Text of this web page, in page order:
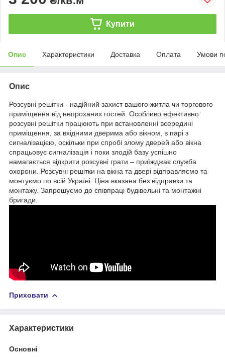
Купити
Опис Характеристики Доставка Оплата Умови
Опис
Розсувні решітки - надійний захист вашого житла чи торгового
приміщення від непроханих гостей. Особливо ефективно
розсувні решітки працюють при встановленні всередині
приміщення, за вхідними дверима або вікном, в парі з
сигналізацією, оскільки при спробі злому дверей або вікна
спрацьовує сигналізація і поки злодій базу успішно
намагається відкрити розсувні грати – приїжджає служба
охорони. Розсувні решітки на вікна та двері відправляємо та
монтуємо по всій Україні. Ціна вказана без відправки та
монтажу. Запрошуємо до співпраці будівельні та монтажні
бригади.
Приховати
Характеристики
Основні